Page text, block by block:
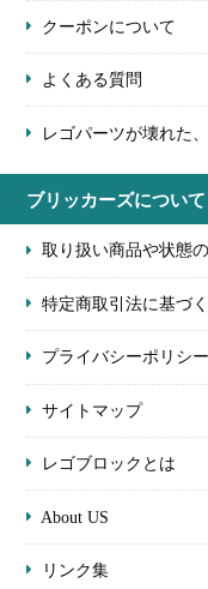
クーポンについて
よくある質問
レゴパーツが壊れた
ブリッカーズについて
取り扱い商品や状態
特定商取引法に基づ
プライバシーポリシー
サイトマップ
レゴブロックとは
About US
リンク集